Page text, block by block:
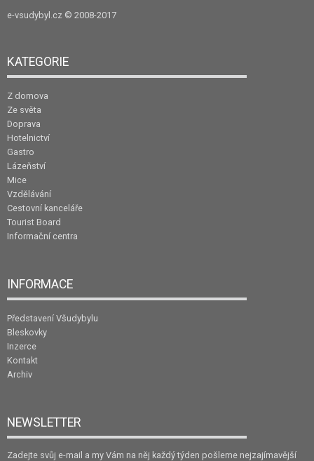
e-vsudybyl.cz © 2008-2017
KATEGORIE
Z domova
Ze světa
Doprava
Hotelnictví
Gastro
Lázeňství
Mice
Vzdělávání
Cestovní kanceláře
Tourist Board
Informační centra
INFORMACE
Představení Všudybylu
Bleskovky
Inzerce
Kontakt
Archiv
NEWSLETTER
Zadejte svůj e-mail a my Vám na něj každý týden pošleme nejzajímavější